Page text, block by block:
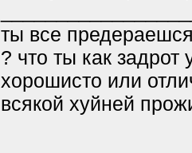
ты все
? что ты как
хорошисто или
всякой хyйней